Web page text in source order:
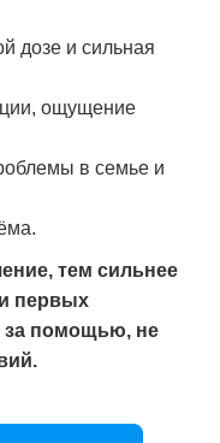
дозе и сильная
ощущение
в семье и
тем сильнее
первых
за помощью, не